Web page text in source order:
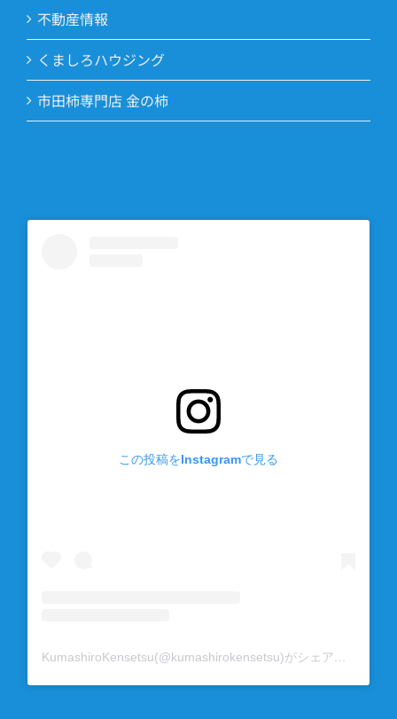
不動産情報
くましろハウジング
市田柿専門店 金の柿
この投稿をInstagramで見る
KumashiroKensetsu(@kumashirokensetsu)がシェアした投稿